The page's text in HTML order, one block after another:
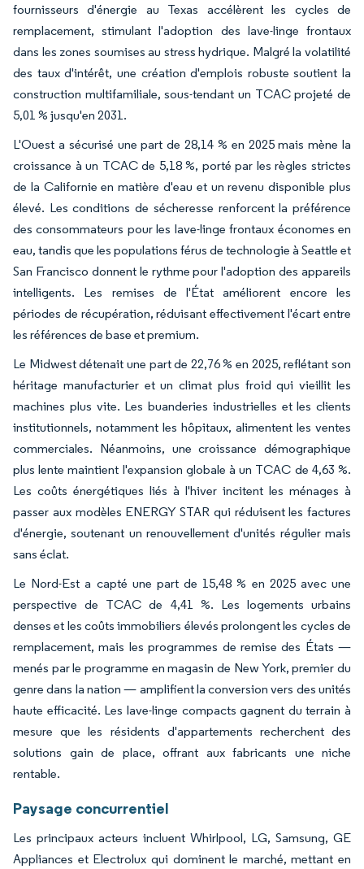
fournisseurs d'énergie au Texas accélèrent les cycles de
remplacement, stimulant l'adoption des lave-linge frontaux
dans les zones soumises au stress hydrique. Malgré la volatilité
des taux d'intérêt, une création d'emplois robuste soutient la
construction multifamiliale, sous-tendant un TCAC projeté de
5,01 % jusqu'en 2031.
L'Ouest a sécurisé une part de 28,14 % en 2025 mais mène la
croissance à un TCAC de 5,18 %, porté par les règles strictes
de la Californie en matière d'eau et un revenu disponible plus
élevé. Les conditions de sécheresse renforcent la préférence
des consommateurs pour les lave-linge frontaux économes en
eau, tandis que les populations férus de technologie à Seattle et
San Francisco donnent le rythme pour l'adoption des appareils
intelligents. Les remises de l'État améliorent encore les
périodes de récupération, réduisant effectivement l'écart entre
les références de base et premium.
Le Midwest détenait une part de 22,76 % en 2025, reflétant son
héritage manufacturier et un climat plus froid qui vieillit les
machines plus vite. Les buanderies industrielles et les clients
institutionnels, notamment les hôpitaux, alimentent les ventes
commerciales. Néanmoins, une croissance démographique
plus lente maintient l'expansion globale à un TCAC de 4,63 %.
Les coûts énergétiques liés à l'hiver incitent les ménages à
passer aux modèles ENERGY STAR qui réduisent les factures
d'énergie, soutenant un renouvellement d'unités régulier mais
sans éclat.
Le Nord-Est a capté une part de 15,48 % en 2025 avec une
perspective de TCAC de 4,41 %. Les logements urbains
denses et les coûts immobiliers élevés prolongent les cycles de
remplacement, mais les programmes de remise des États —
menés par le programme en magasin de New York, premier du
genre dans la nation — amplifient la conversion vers des unités
haute efficacité. Les lave-linge compacts gagnent du terrain à
mesure que les résidents d'appartements recherchent des
solutions gain de place, offrant aux fabricants une niche
rentable.
Paysage concurrentiel
Les principaux acteurs incluent Whirlpool, LG, Samsung, GE
Appliances et Electrolux qui dominent le marché, mettant en